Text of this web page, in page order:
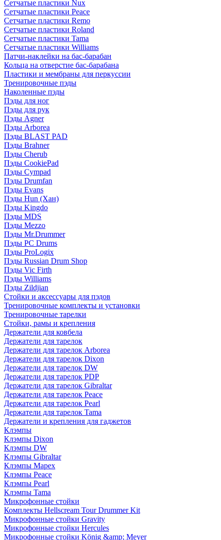
Сетчатые пластики Nux
Сетчатые пластики Peace
Сетчатые пластики Remo
Сетчатые пластики Roland
Сетчатые пластики Tama
Сетчатые пластики Williams
Патчи-наклейки на бас-барабан
Кольца на отверстие бас-барабана
Пластики и мембраны для перкуссии
Тренировочные пэды
Наколенные пэды
Пэды для ног
Пэды для рук
Пэды Agner
Пэды Arborea
Пэды BLAST PAD
Пэды Brahner
Пэды Cherub
Пэды CookiePad
Пэды Cympad
Пэды Drumfan
Пэды Evans
Пэды Hun (Хан)
Пэды Kingdo
Пэды MDS
Пэды Mezzo
Пэды Mr.Drummer
Пэды PC Drums
Пэды ProLogix
Пэды Russian Drum Shop
Пэды Vic Firth
Пэды Williams
Пэды Zildjian
Стойки и аксессуары для пэдов
Тренировочные комплекты и установки
Тренировочные тарелки
Стойки, рамы и крепления
Держатели для ковбела
Держатели для тарелок
Держатели для тарелок Arborea
Держатели для тарелок Dixon
Держатели для тарелок DW
Держатели для тарелок PDP
Держатели для тарелок Gibraltar
Держатели для тарелок Peace
Держатели для тарелок Pearl
Держатели для тарелок Tama
Держатели и крепления для гаджетов
Клэмпы
Клэмпы Dixon
Клэмпы DW
Клэмпы Gibraltar
Клэмпы Mapex
Клэмпы Peace
Клэмпы Pearl
Клэмпы Tama
Микрофонные стойки
Комплекты Hellscream Tour Drummer Kit
Микрофонные стойки Gravity
Микрофонные стойки Hercules
Микрофонные стойки König &amp; Meyer